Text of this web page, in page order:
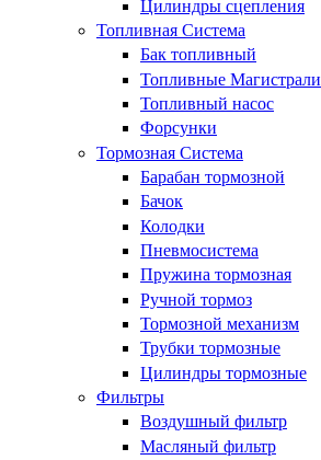
Цилиндры сцепления
Топливная Система
Бак топливный
Топливные Магистрали
Топливный насос
Форсунки
Тормозная Система
Барабан тормозной
Бачок
Колодки
Пневмосистема
Пружина тормозная
Ручной тормоз
Тормозной механизм
Трубки тормозные
Цилиндры тормозные
Фильтры
Воздушный фильтр
Масляный фильтр